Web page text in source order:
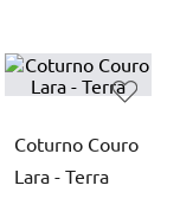
Coturno Couro
Lara - Terra